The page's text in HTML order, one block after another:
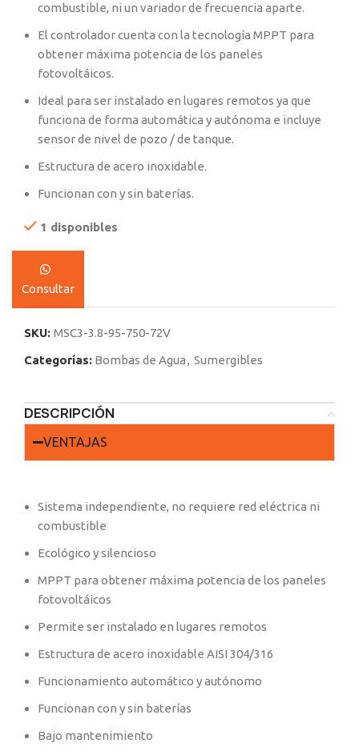
combustible, ni un variador de frecuencia aparte.
El controlador cuenta con la tecnología MPPT para
obtener máxima potencia de los paneles
fotovoltáicos.
Ideal para ser instalado en lugares remotos ya que
funciona de forma automática y autónoma e incluye
sensor de nivel de pozo / de tanque.
Estructura de acero inoxidable.
Funcionan con y sin baterías.
1 disponibles
Consultar
SKU: MSC3-3.8-95-750-72V
Categorías: Bombas de Agua, Sumergibles
DESCRIPCIÓN
VENTAJAS
Sistema independiente, no requiere red eléctrica ni
combustible
Ecológico y silencioso
MPPT para obtener máxima potencia de los paneles
fotovoltáicos
Permite ser instalado en lugares remotos
Estructura de acero inoxidable AISI 304/316
Funcionamiento automático y autónomo
Funcionan con y sin baterías
Bajo mantenimiento